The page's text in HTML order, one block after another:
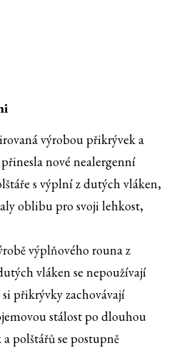
výrobou přikrývek a
nové nealergenní
s výplní z dutých vláken,
oblibu pro svoji lehkost,
výplňového rouna z
vláken se nepoužívají
přikrývky zachovávají
stálost po dlouhou
polštářů se postupně